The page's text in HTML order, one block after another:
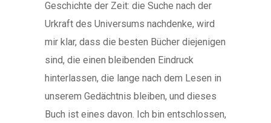
Geschichte der Zeit: die Suche nach der
Urkraft des Universums nachdenke, wird
mir klar, dass die besten Bücher diejenigen
sind, die einen bleibenden Eindruck
hinterlassen, die lange nach dem Lesen in
unserem Gedächtnis bleiben, und dieses
Buch ist eines davon. Ich bin entschlossen,